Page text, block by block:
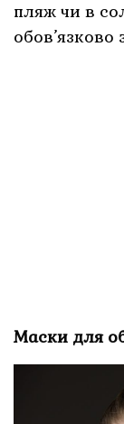
пляж чи в
Маски для